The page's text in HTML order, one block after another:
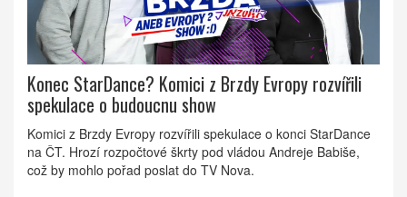
Konec StarDance? Komici z Brzdy Evropy rozvířili
spekulace o budoucnu show
Komici z Brzdy Evropy rozvířili spekulace o konci StarDance
na ČT. Hrozí rozpočtové škrty pod vládou Andreje Babiše,
což by mohlo pořad poslat do TV Nova.